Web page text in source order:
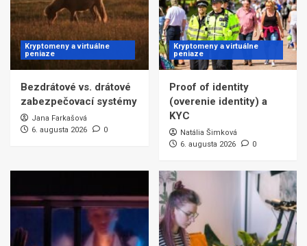
Kryptomeny a virtuálne
peniaze
Bezdrátové vs. drátové
zabezpečovací systémy
Jana Farkašová
6. augusta 2026
0
Kryptomeny a virtuálne
peniaze
Proof of identity
(overenie identity) a
KYC
Natália Šimková
6. augusta 2026
0